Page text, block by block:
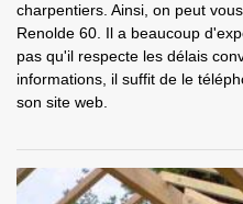
charpentiers. Ainsi, on peut
Renolde 60. Il a beaucoup
pas qu'il respecte les délais
informations, il suffit de le
son site web.